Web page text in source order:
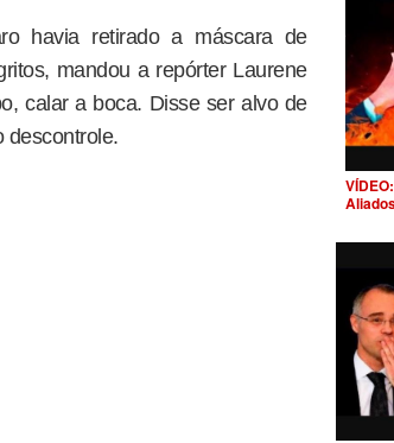
havia retirado a máscara de
mandou a repórter Laurene
calar a boca. Disse ser alvo de
descontrole.